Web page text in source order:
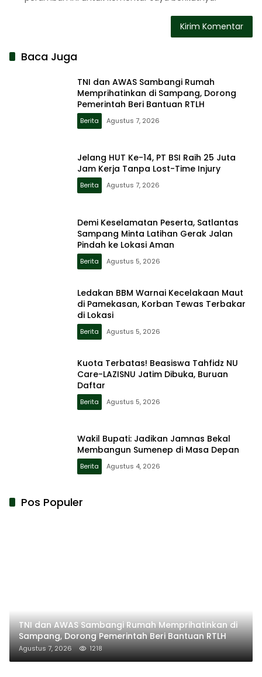
Baca Juga
TNI dan AWAS Sambangi Rumah
Memprihatinkan di Sampang, Dorong
Pemerintah Beri Bantuan RTLH
Berita Agustus 7, 2026
Jelang HUT Ke-14, PT BSI Raih 25 Juta
Jam Kerja Tanpa Lost-Time Injury
Berita Agustus 7, 2026
Demi Keselamatan Peserta, Satlantas
Sampang Minta Latihan Gerak Jalan
Pindah ke Lokasi Aman
Berita Agustus 5, 2026
Ledakan BBM Warnai Kecelakaan Maut
di Pamekasan, Korban Tewas Terbakar
di Lokasi
Berita Agustus 5, 2026
Kuota Terbatas! Beasiswa Tahfidz NU
Care-LAZISNU Jatim Dibuka, Buruan
Daftar
Berita Agustus 5, 2026
Wakil Bupati: Jadikan Jamnas Bekal
Membangun Sumenep di Masa Depan
Berita Agustus 4, 2026
Pos Populer
TNI dan AWAS Sambangi Rumah Memprihatinkan di
Sampang, Dorong Pemerintah Beri Bantuan RTLH
Agustus 7, 2026 1218